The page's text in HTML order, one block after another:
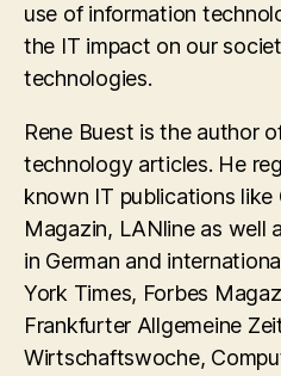
use of information
the IT impact on our
technologies.
Rene Buest is the author
technology articles. He
known IT publications like
Magazin, LANline as well
in German and
York Times, Forbes
Frankfurter Allgemeine
Wirtschaftswoche,